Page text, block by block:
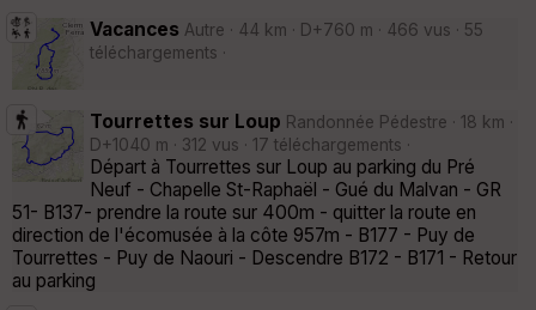
Vacances Autre · 44 km · D+760 m · 466 vus · 55
téléchargements ·
Tourrettes sur Loup Randonnée Pédestre · 18 km ·
D+1040 m · 312 vus · 17 téléchargements ·
Départ à Tourrettes sur Loup au parking du Pré
Neuf - Chapelle St-Raphaël - Gué du Malvan - GR
51- B137- prendre la route sur 400m - quitter la route en
direction de l'écomusée à la côte 957m - B177 - Puy de
Tourrettes - Puy de Naouri - Descendre B172 - B171 - Retour
au parking